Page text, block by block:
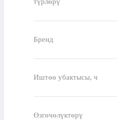
Бренд
Иштөө убактысы, ч
Өзгөчөлүктөрү